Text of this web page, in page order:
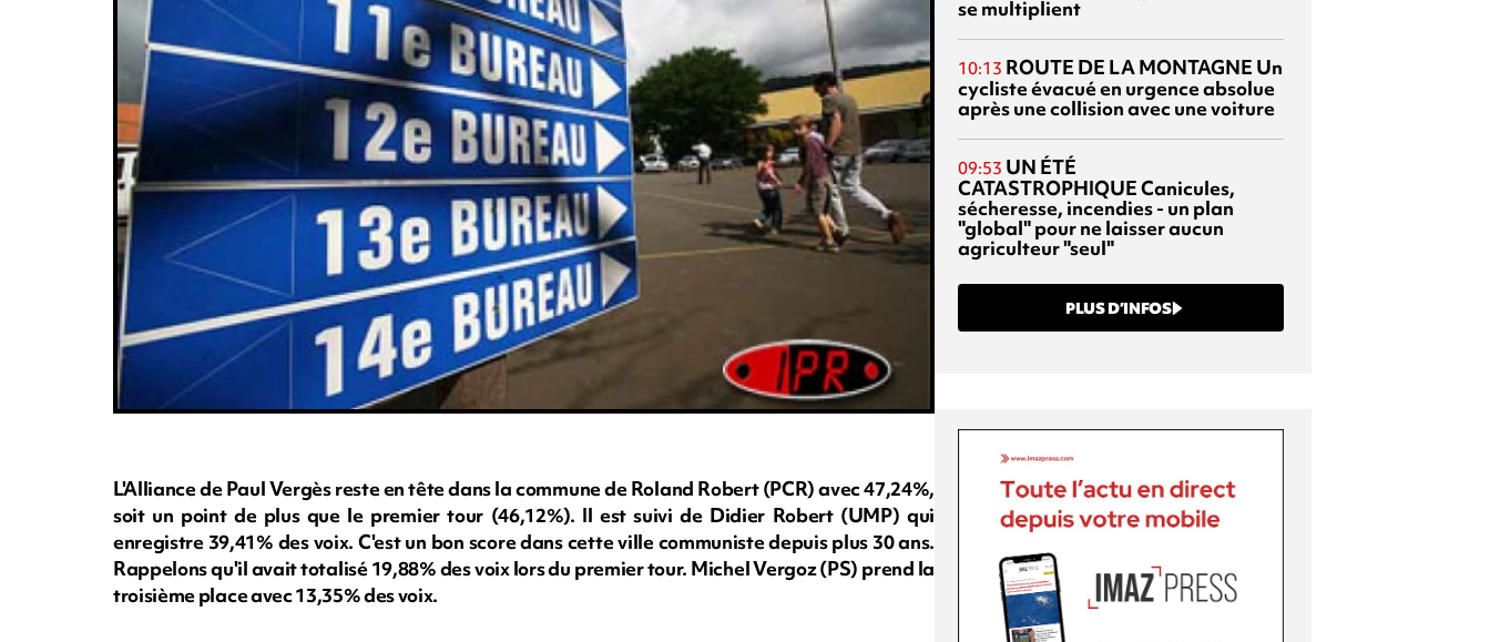
L'Alliance de Paul Vergès reste en tête dans la commune de Roland Robert (PCR) avec 47,24%,
soit un point de plus que le premier tour (46,12%). Il est suivi de Didier Robert (UMP) qui
enregistre 39,41% des voix. C'est un bon score dans cette ville communiste depuis plus 30 ans.
Rappelons qu'il avait totalisé 19,88% des voix lors du premier tour. Michel Vergoz (PS) prend la
troisième place avec 13,35% des voix.
se multiplient
10:13 ROUTE DE LA MONTAGNE Un
cycliste évacué en urgence absolue
après une collision avec une voiture
09:53 UN ÉTÉ
CATASTROPHIQUECanicules,
sécheresse, incendies - un plan
"global" pour ne laisser aucun
agriculteur "seul"
PLUS D’INFOS